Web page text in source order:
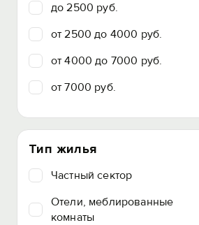
до 2500 руб.
от 2500 до 4000 руб.
от 4000 до 7000 руб.
от 7000 руб.
Тип жилья
Частный сектор
Отели, меблированные
комнаты